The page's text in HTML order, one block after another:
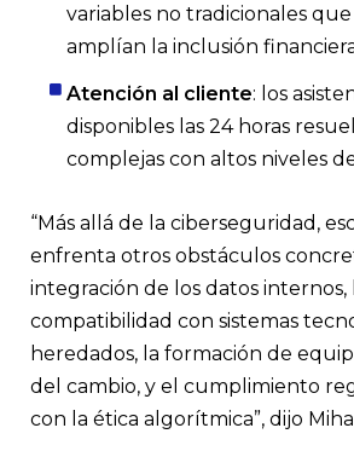
variables no tradicionales
amplían la inclusión
Atención al cliente: los
disponibles las 24 horas
complejas con altos niveles
“Más allá de la ciberseguridad,
enfrenta otros obstáculos
integración de los datos internos,
compatibilidad con sistemas
heredados, la formación de
del cambio, y el cumplimiento
con la ética algorítmica”, dijo